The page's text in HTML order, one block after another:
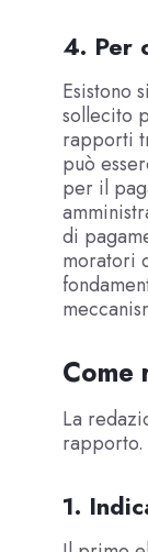
4. Per
Esistono
sollecito
rapporti
può
per il
di
moratori
Come
La
rapporto.
1.